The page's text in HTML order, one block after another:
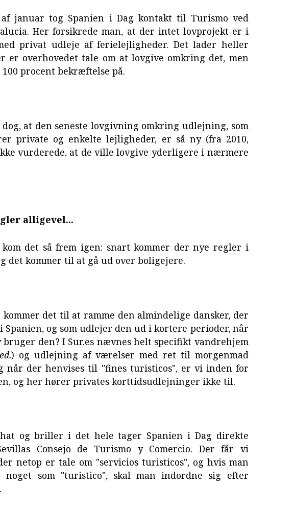
januar tog Spanien i Dag kontakt til Turismo ved
Her forsikrede man, at der intet lovprojekt er i
privat udleje af ferielejligheder. Det lader heller
er overhovedet tale om at lovgive omkring det, men
procent bekræftelse på.
dog, at den seneste lovgivning omkring udlejning, som
private og enkelte lejligheder, er så ny (fra 2010,
vurderede, at de ville lovgive yderligere i nærmere
alligevel...
kom det så frem igen: snart kommer der nye regler i
det kommer til at gå ud over boligejere.
det til at ramme den almindelige dansker, der
Spanien, og som udlejer den ud i kortere perioder, når
bruger den? I Sur.es nævnes helt specifikt vandrehjem
) og udlejning af værelser med ret til morgenmad
når der henvises til "fines turisticos", er vi inden for
og her hører privates korttidsudlejninger ikke til.
og briller i det hele tager Spanien i Dag direkte
Consejo de Turismo y Comercio. Der får vi
netop er tale om "servicios turisticos", og hvis man
noget som "turistico", skal man indordne sig efter